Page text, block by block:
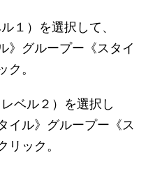
１）を選択して、
》グループー《スタイ
ク。
ベル２）を選択し
イル》グループー《ス
リック。